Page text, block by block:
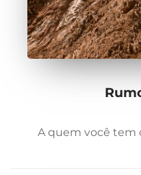
A quem você tem